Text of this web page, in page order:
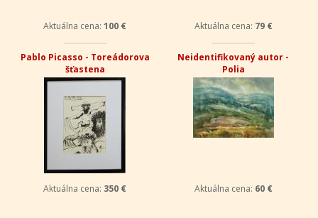
Aktuálna cena: 100 € Aktuálna cena: 79 €
Pablo Picasso - Toreádorova
šťastena
Aktuálna cena: 350 €
Neidentifikovaný autor -
Polia
Aktuálna cena: 60 €